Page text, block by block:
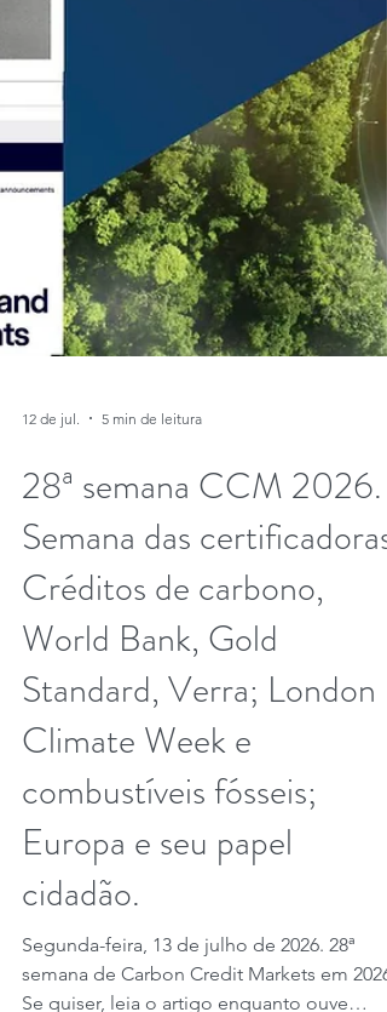
28ª semana CCM 2026.
Semana das certificadoras.
Créditos de carbono,
World Bank, Gold
Standard, Verra; London
Climate Week e
combustíveis fósseis;